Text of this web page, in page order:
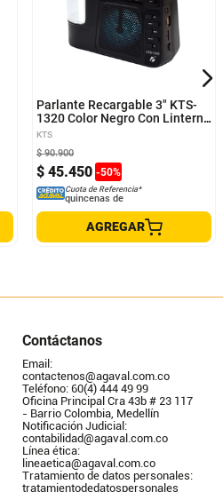
Parlante Recargable 3" KTS-
1320 Color Negro Con Linterna
Bluetooth Y FM
KTS
$ 45.450 -50%
$ 90.900
Cuota de Referencia*
quincenas de
AGREGAR
Contáctanos
Email:
contactenos@agaval.com.co
Teléfono: 60(4) 444 49 99
Oficina Principal Cra 43b # 23 117
- Barrio Colombia, Medellín
Notificación Judicial:
contabilidad@agaval.com.co
Línea ética:
lineaetica@agaval.com.co
Tratamiento de datos personales:
tratamientodedatospersonales